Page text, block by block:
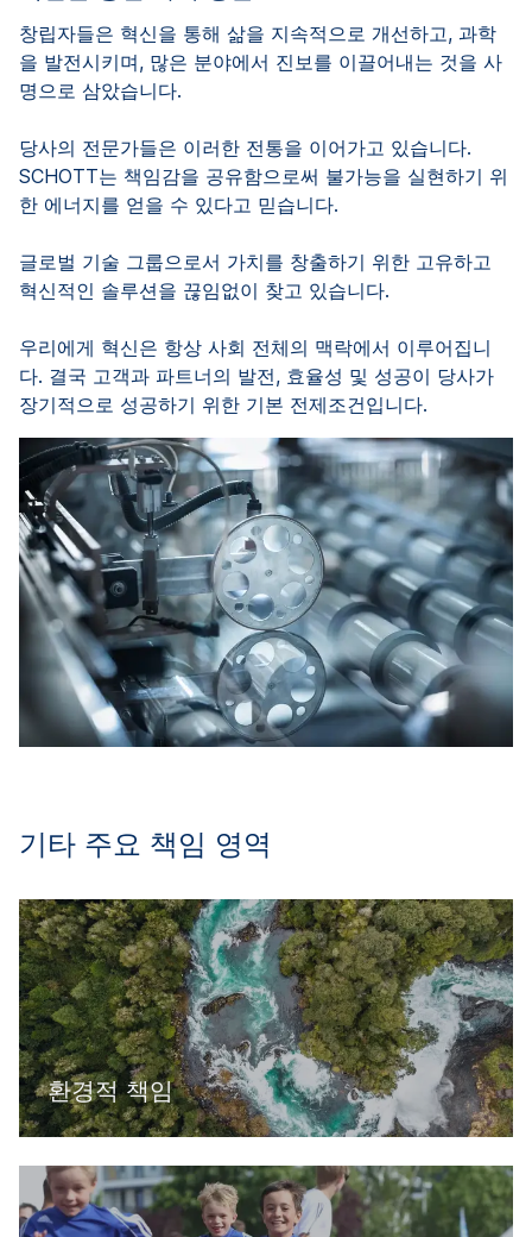
창립자들은 혁신을 통해 삶을 지속적으로 개선하고, 과학
을 발전시키며, 많은 분야에서 진보를 이끌어내는 것을 사
명으로 삼았습니다.
당사의 전문가들은 이러한 전통을 이어가고 있습니다.
SCHOTT는 책임감을 공유함으로써 불가능을 실현하기 위
한 에너지를 얻을 수 있다고 믿습니다.
글로벌 기술 그룹으로서 가치를 창출하기 위한 고유하고
혁신적인 솔루션을 끊임없이 찾고 있습니다.
우리에게 혁신은 항상 사회 전체의 맥락에서 이루어집니
다. 결국 고객과 파트너의 발전, 효율성 및 성공이 당사가
장기적으로 성공하기 위한 기본 전제조건입니다.
기타 주요 책임 영역
환경적 책임